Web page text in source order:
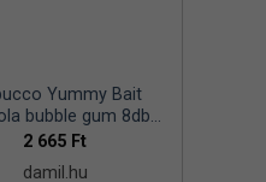
Yummy Bait
bubble gum 8db
plasztik csali
2 665 Ft
damil.hu